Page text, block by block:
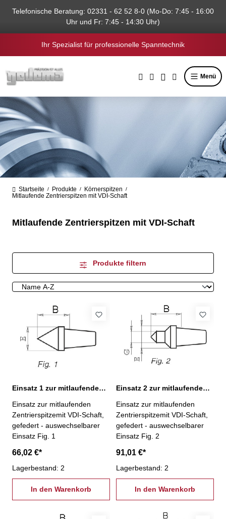
springen
Telefonische Beratung: 02331 - 62 52 8-0 (Mo-Do: 7:45 - 16:00
Uhr und Fr: 7:45 - 14:30 Uhr)
Ihr Spezialist für professionelle Spanntechnik
Menü
Startseite / Produkte / Körnerspitzen /
Mitlaufende Zentrierspitzen mit VDI-Schaft
Mitlaufende Zentrierspitzen mit VDI-Schaft
Produkte filtern
Einsatz 1 zur mitlaufenden Zentrierspitze VDI
Einsatz zur mitlaufenden
Zentrierspitzemit VDI-Schaft,
gefedert - auswechselbarer
Einsatz Fig. 1
66,02 €*
Lagerbestand: 2
In den Warenkorb
Einsatz 2 zur mitlaufenden Zentrierspitze VDI
Einsatz zur mitlaufenden
Zentrierspitzemit VDI-Schaft,
gefedert - auswechselbarer
Einsatz Fig. 2
91,01 €*
Lagerbestand: 2
In den Warenkorb